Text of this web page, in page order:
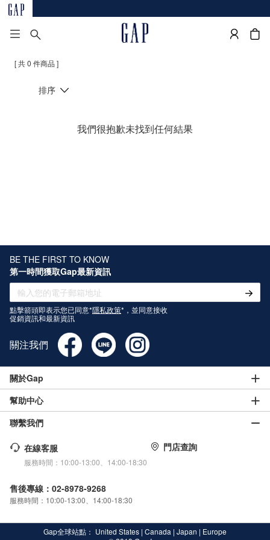
[ 共 0 件商品 ]
排序
我們很抱歉未找到任何結果
BE THE FIRST TO KNOW
第一時間獲取Gap最新資訊
點擊箭頭即表示您已同意*隱私政策*，並同意接收
促銷資訊和最新資訊
關注我們
關於Gap
幫助中心
聯繫我們
在線客服
服務時間：10:00-13:00、14:00-18:30
門店查詢
售後專線：02-8978-9268
服務時間：10:00-13:00、14:00-18:30
Gap全球站點： United States | Canada | Japan | Europe